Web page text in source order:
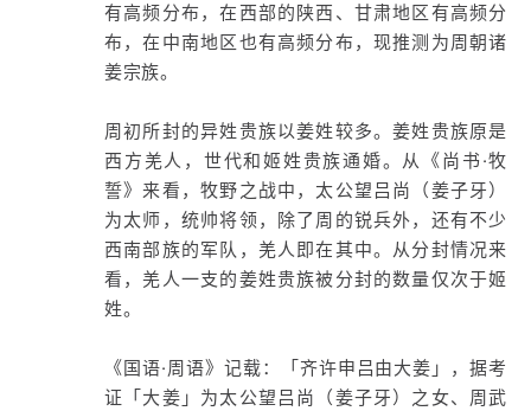
有高频分布，在西部的陕西、甘肃地区有高频分
布，在中南地区也有高频分布，现推测为周朝诸
姜宗族。
周初所封的异姓贵族以姜姓较多。姜姓贵族原是
西方羌人，世代和姬姓贵族通婚。从《尚书·牧
誓》来看，牧野之战中，太公望吕尚（姜子牙）
为太师，统帅将领，除了周的锐兵外，还有不少
西南部族的军队，羌人即在其中。从分封情况来
看，羌人一支的姜姓贵族被分封的数量仅次于姬
姓。
《国语·周语》记载：「齐许申吕由大姜」，据考
证「大姜」为太公望吕尚（姜子牙）之女、周武